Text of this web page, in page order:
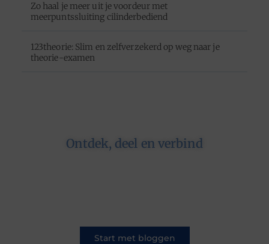
Zo haal je meer uit je voordeur met
meerpuntssluiting cilinderbediend
123theorie: Slim en zelfverzekerd op weg naar je
theorie-examen
Ontdek, deel en verbind
Start met bloggen